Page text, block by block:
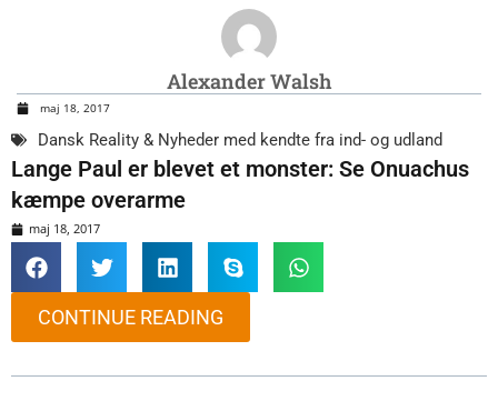
Alexander Walsh
maj 18, 2017
Dansk Reality & Nyheder med kendte fra ind- og udland
Lange Paul er blevet et monster: Se Onuachus
kæmpe overarme
maj 18, 2017
CONTINUE READING